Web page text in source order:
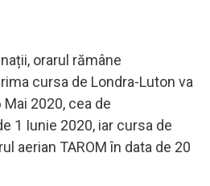
orarul rămâne
cursa de Londra-Luton va
2020, cea de
1 Iunie 2020, iar cursa de
aerian TAROM în data de 20